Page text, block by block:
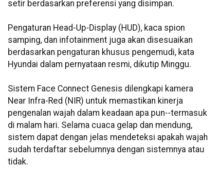
setir berdasarkan preferensi yang disimpan.
Pengaturan Head-Up-Display (HUD), kaca spion
samping, dan infotainment juga akan disesuaikan
berdasarkan pengaturan khusus pengemudi, kata
Hyundai dalam pernyataan resmi, dikutip Minggu.
Sistem Face Connect Genesis dilengkapi kamera
Near Infra-Red (NIR) untuk memastikan kinerja
pengenalan wajah dalam keadaan apa pun--termasuk
di malam hari. Selama cuaca gelap dan mendung,
sistem dapat dengan jelas mendeteksi apakah wajah
sudah terdaftar sebelumnya dengan sistemnya atau
tidak.